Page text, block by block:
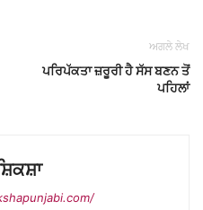
ਅਗਲੇ ਲੇਖ
ਪਰਿਪੱਕਤਾ ਜ਼ਰੂਰੀ ਹੈ ਸੱਸ ਬਣਨ ਤੋਂ
ਪਹਿਲਾਂ